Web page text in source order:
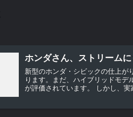
ホンダさん、ストリーム
新型のホンダ・シビックの仕上が
ります。まだ、ハイブリッドモデ
が評価されてい